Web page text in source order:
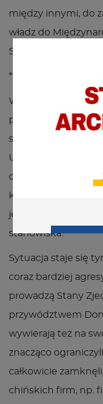
między innymi, do
władz do
Sprawiedliwości w
***
Wszystkie te
porozumienia z
się bardzo trudne.
Unia Europejska-
odwołany.
koronawirusa, ale
jest inna –
stanowiska.
Sytuacja staje się
coraz bardziej
prowadzą Stany
przywództwem
wywierają też na
znacząco
całkowicie
chińskich firm, np.